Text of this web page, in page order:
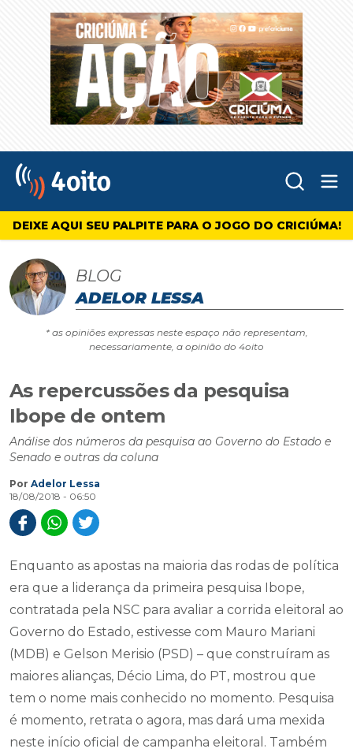
4oito
DEIXE AQUI SEU PALPITE PARA O JOGO DO CRICIÚMA!
BLOG
ADELOR LESSA
* as opiniões expressas neste espaço não representam,
necessariamente, a opinião do 4oito
As repercussões da pesquisa
Ibope de ontem
Análise dos números da pesquisa ao Governo do Estado e
Senado e outras da coluna
Por Adelor Lessa
18/08/2018 - 06:50
Enquanto as apostas na maioria das rodas de política
era que a liderança da primeira pesquisa Ibope,
contratada pela NSC para avaliar a corrida eleitoral ao
Governo do Estado, estivesse com Mauro Mariani
(MDB) e Gelson Merisio (PSD) – que construíram as
maiores alianças, Décio Lima, do PT, mostrou que
tem o nome mais conhecido no momento. Pesquisa
é momento, retrata o agora, mas dará uma mexida
neste início oficial de campanha eleitoral. Também